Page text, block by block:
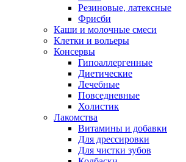
Резиновые, латексные
Фрисби
Каши и молочные смеси
Клетки и вольеры
Консервы
Гипоаллергенные
Диетические
Лечебные
Повседневные
Холистик
Лакомства
Витамины и добавки
Для дрессировки
Для чистки зубов